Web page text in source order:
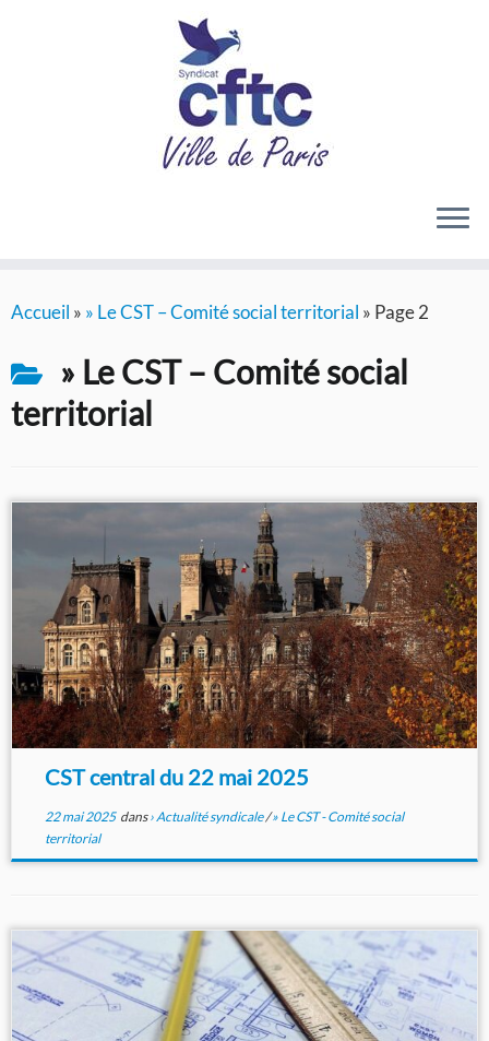
auAccueil » » Le CST – Comité social territorial » Page 2
» Le CST – Comité social
territorial
CST central du 22 mai 2025
22 mai 2025dans› Actualité syndicale/» Le CST - Comité social
territorial